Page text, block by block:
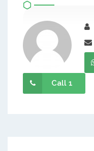
Call 1